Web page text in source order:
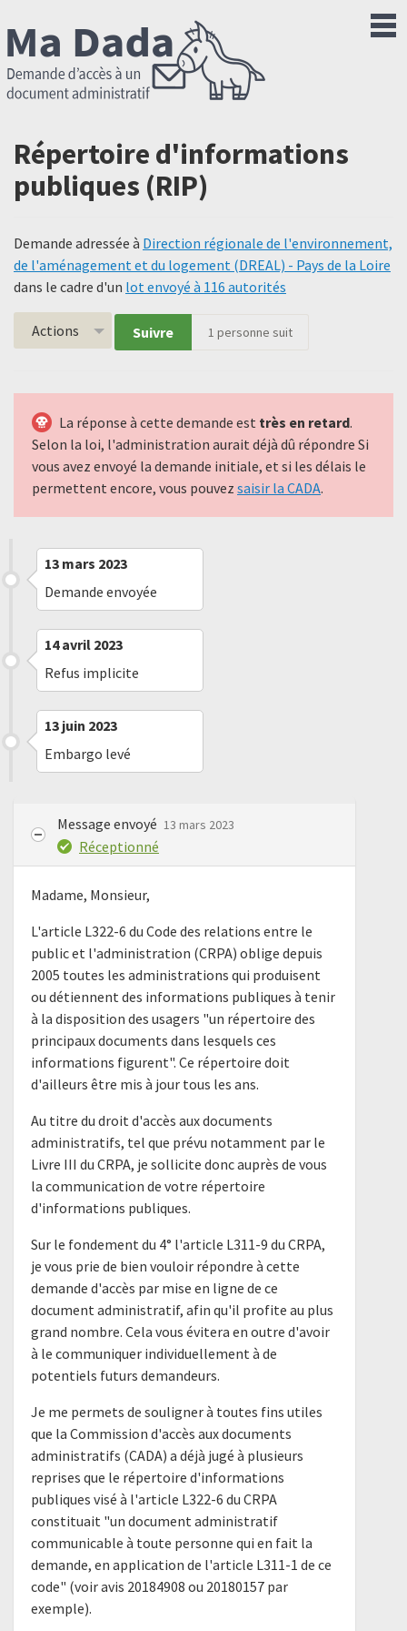
Répertoire d'informations
publiques (RIP)
Demande adressée à Direction régionale de l'environnement,
de l'aménagement et du logement (DREAL) - Pays de la Loire
dans le cadre d'un lot envoyé à 116 autorités
Actions Suivre 1 personne suit
La réponse à cette demande est très en retard.
Selon la loi, l'administration aurait déjà dû répondre Si
vous avez envoyé la demande initiale, et si les délais le
permettent encore, vous pouvez saisir la CADA.
13 mars 2023
Demande envoyée
14 avril 2023
Refus implicite
13 juin 2023
Embargo levé
Message envoyé 13 mars 2023
Réceptionné
Madame, Monsieur,
L'article L322-6 du Code des relations entre le
public et l'administration (CRPA) oblige depuis
2005 toutes les administrations qui produisent
ou détiennent des informations publiques à tenir
à la disposition des usagers "un répertoire des
principaux documents dans lesquels ces
informations figurent". Ce répertoire doit
d'ailleurs être mis à jour tous les ans.
Au titre du droit d'accès aux documents
administratifs, tel que prévu notamment par le
Livre III du CRPA, je sollicite donc auprès de vous
la communication de votre répertoire
d'informations publiques.
Sur le fondement du 4° l'article L311-9 du CRPA,
je vous prie de bien vouloir répondre à cette
demande d'accès par mise en ligne de ce
document administratif, afin qu'il profite au plus
grand nombre. Cela vous évitera en outre d'avoir
à le communiquer individuellement à de
potentiels futurs demandeurs.
Je me permets de souligner à toutes fins utiles
que la Commission d'accès aux documents
administratifs (CADA) a déjà jugé à plusieurs
reprises que le répertoire d'informations
publiques visé à l'article L322-6 du CRPA
constituait "un document administratif
communicable à toute personne qui en fait la
demande, en application de l'article L311-1 de ce
code" (voir avis 20184908 ou 20180157 par
exemple).